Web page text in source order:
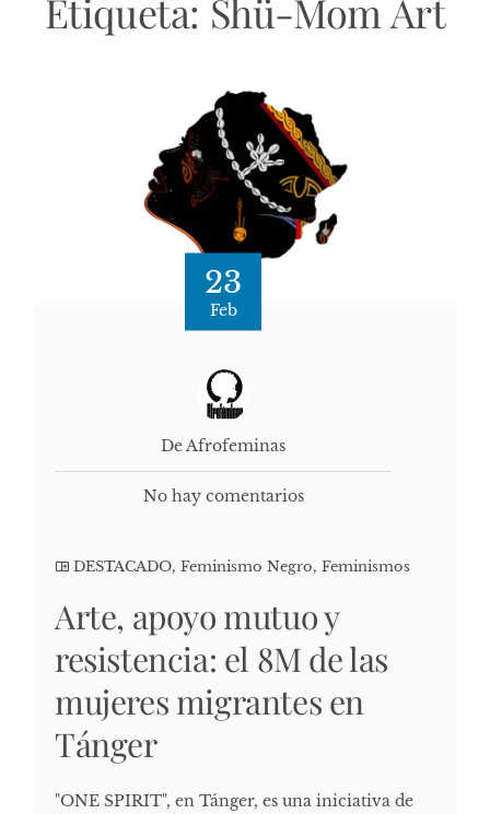
Etiqueta: Shü-Mom Art
23
Feb
De Afrofeminas
No hay comentarios
DESTACADO, Feminismo Negro, Feminismos
Arte, apoyo mutuo y
resistencia: el 8M de las
mujeres migrantes en
Tánger
"ONE SPIRIT", en Tánger, es una iniciativa de